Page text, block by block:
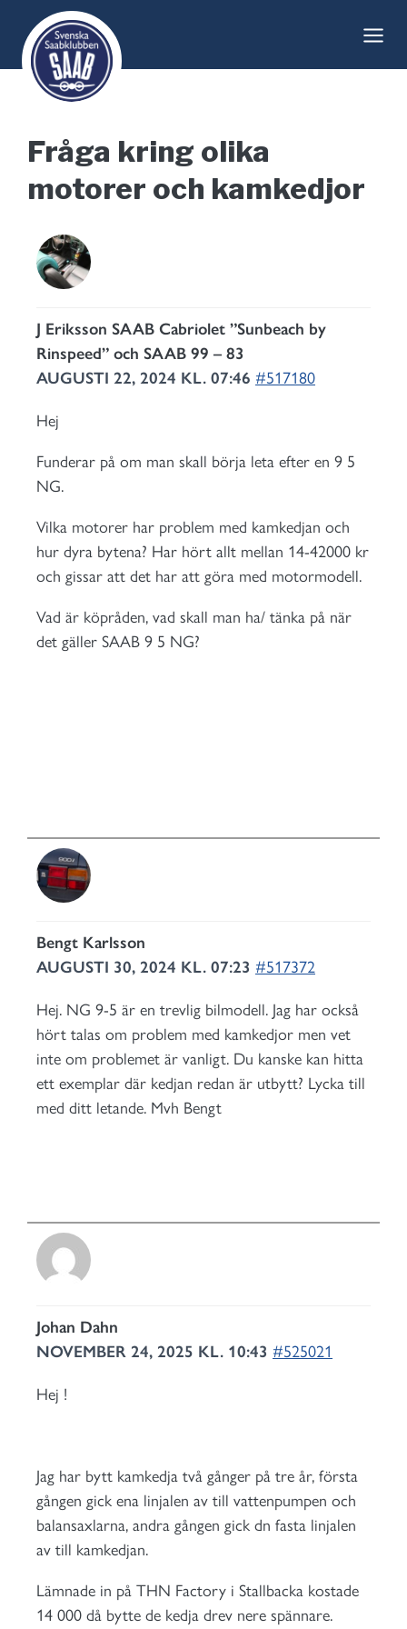
content
Fråga kring olika
motorer och kamkedjor
J Eriksson SAAB Cabriolet ”Sunbeach by
Rinspeed” och SAAB 99 – 83
AUGUSTI 22, 2024 KL. 07:46 #517180
Hej
Funderar på om man skall börja leta efter en 9 5
NG.
Vilka motorer har problem med kamkedjan och
hur dyra bytena? Har hört allt mellan 14-42000 kr
och gissar att det har att göra med motormodell.
Vad är köpråden, vad skall man ha/ tänka på när
det gäller SAAB 9 5 NG?
Bengt Karlsson
AUGUSTI 30, 2024 KL. 07:23 #517372
Hej. NG 9-5 är en trevlig bilmodell. Jag har också
hört talas om problem med kamkedjor men vet
inte om problemet är vanligt. Du kanske kan hitta
ett exemplar där kedjan redan är utbytt? Lycka till
med ditt letande. Mvh Bengt
Johan Dahn
NOVEMBER 24, 2025 KL. 10:43 #525021
Hej !
Jag har bytt kamkedja två gånger på tre år, första
gången gick ena linjalen av till vattenpumpen och
balansaxlarna, andra gången gick dn fasta linjalen
av till kamkedjan.
Lämnade in på THN Factory i Stallbacka kostade
14 000 då bytte de kedja drev nere spännare.